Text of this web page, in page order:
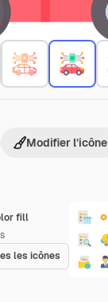
fill
les icônes
Modifier l’icône